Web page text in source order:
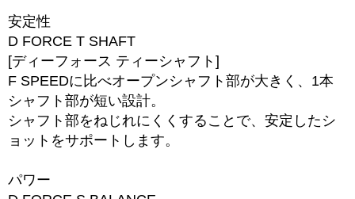
安定性
D FORCE T SHAFT
[ディーフォース ティーシャフト]
F SPEEDに比べオープンシャフト部が大きく、1本
シャフト部が短い設計。
シャフト部をねじれにくくすることで、安定したシ
ョットをサポートします。
パワー